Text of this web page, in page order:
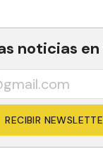
noticias
RECIBIR